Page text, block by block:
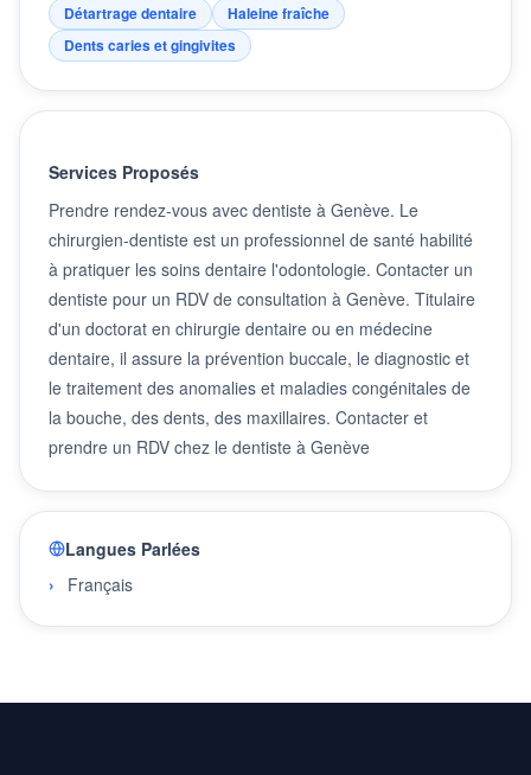
Détartrage dentaire
Haleine fraîche
Dents caries et gingivites
Services Proposés
Prendre rendez-vous avec dentiste à Genève. Le
chirurgien-dentiste est un professionnel de santé habilité
à pratiquer les soins dentaire l'odontologie. Contacter un
dentiste pour un RDV de consultation à Genève. Titulaire
d'un doctorat en chirurgie dentaire ou en médecine
dentaire, il assure la prévention buccale, le diagnostic et
le traitement des anomalies et maladies congénitales de
la bouche, des dents, des maxillaires. Contacter et
prendre un RDV chez le dentiste à Genève
Langues Parlées
Français